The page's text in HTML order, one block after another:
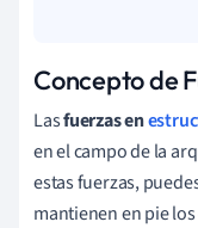
Concepto de
Lasfuerzas en
en el campo de la
estas fuerzas,
mantienen en pie